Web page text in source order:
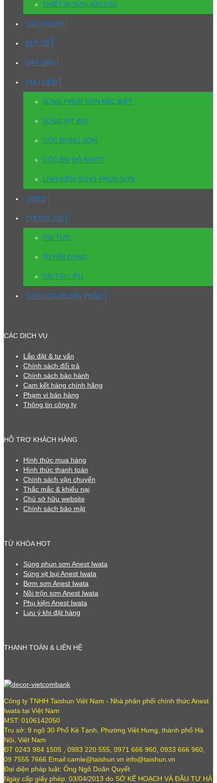
THIẾT BỊ SƠN AIRLESS
CÂY KHUẤY
BÚT VẼ
DÂY DẪN
PHỤ KIỆN
SÚNG PHUN SƠN ĐẶC BIỆT
SÚNG XỊT BỤI
CỐC ĐỰNG SƠN
CỐC ĐO ĐỘ NHỚT
LINH KIỆN SÚNG PHUN SƠN
VIDEO
THÔNG TIN
TIN TỨC
TUYỂN DỤNG
TẢI TÀI LIỆU
CATALOGUE SẢN PHẨM
CÁC DỊCH VỤ
Lắp đặt & tư vấn
Chính sách đổi trả
Chính sách bảo hành
Cam kết hàng chính hãng
Phạm vi bán hàng
Thông tin công ty
HỖ TRỢ KHÁCH HÀNG
Hình thức mua hàng
Hình thức thanh toán
Chính sách vận chuyển
Thắc mắc & khiếu nại
Chủ sở hữu website
Chính sách bảo mật
TỪ KHÓA HOT
Súng phun sơn Anest Iwata
Súng xịt bụi Anest Iwata
Bơm sơn Anest Iwata
Nồi trộn sơn Anest Iwata
Phụ kiện Anest Iwata
Lưu ý khi đặt hàng
THANH TOÁN & LIÊN HỆ
Công ty TNHH Taishun Việt Nam - Nhà phân phối chính thức Anest
Iwata tại Việt Nam
MST: 0106142050
Trụ sở: 9 ngõ 30 Phố Kẻ Tạnh, Phường Việt Hưng, thành phố Hà
Nội, Việt Nam
ĐT 0243 984 1505 , 0983 220 555, 0971 666 960, 0933 666 960,
09 7555 7666 Email:camle@taishun.vn info@taishun.vn
Đại diện pháp luật: Ông Ngô Doãn Quyết
Ngày cấp giấy phép: 03/04/2013 do SỞ KẾ HOẠCH VÀ ĐẦU TƯ HÀ